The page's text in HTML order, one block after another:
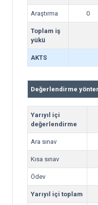
Araştırma 0
Toplam iş
yükü
AKTS
Değerlendirme
Yarıyıl içi
değerlendirme
Ara sınav
Kısa sınav
Ödev
Yarıyıl içi toplam